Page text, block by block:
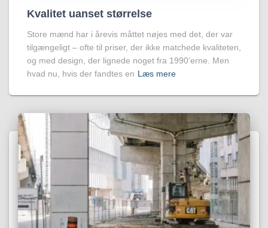
Kvalitet uanset størrelse
Store mænd har i årevis måttet nøjes med det, der var
tilgængeligt – ofte til priser, der ikke matchede kvaliteten,
og med design, der lignede noget fra 1990’erne. Men
hvad nu, hvis der fandtes en Læs mere